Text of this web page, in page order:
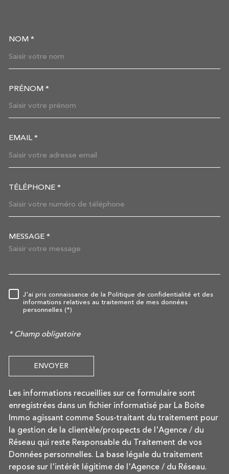
NOM *
PRÉNOM *
EMAIL *
TÉLÉPHONE *
MESSAGE *
RÈGLEMENTATION
J'ai pris connaissance de la Politique de confidentialité et des
informations relatives au traitement de mes données
personnelles (*)
* Champ obligatoire
ENVOYER
Les informations recueillies sur ce formulaire sont
enregistrées dans un fichier informatisé par La Boite
Immo agissant comme Sous-traitant du traitement pour
la gestion de la clientèle/prospects de l'Agence / du
Réseau qui reste Responsable du Traitement de vos
Données personnelles. La base légale du traitement
repose sur l'intérêt légitime de l'Agence / du Réseau.